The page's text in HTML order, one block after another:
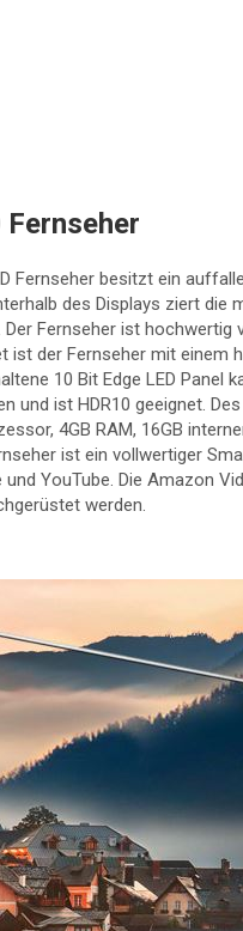
Fernseher
Fernseher besitzt ein
des Displays ziert
Fernseher ist
der Fernseher mit einem
10 Bit Edge LED Panel
und ist HDR10 geeignet.
4GB RAM, 16GB
ist ein vollwertiger
YouTube. Die Amazon
werden.